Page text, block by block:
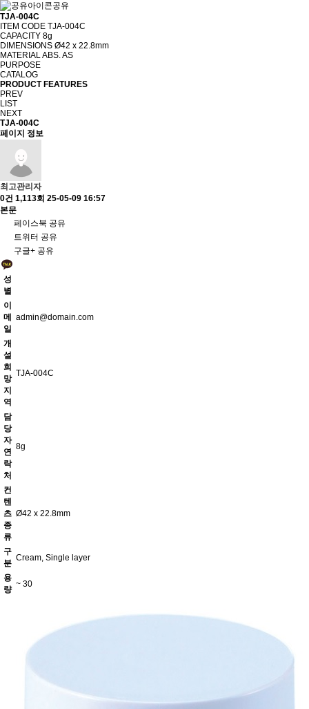
공유
TJA-004C
ITEM CODE TJA-004C
CAPACITY 8g
DIMENSIONS Ø42 x 22.8mm
MATERIALABS. AS
PURPOSE
CATALOG
PRODUCT FEATURES
PREV
LIST
NEXT
TJA-004C
페이지 정보
최고관리자
0건 1,113회 25-05-09 16:57
본문
페이스북 공유
트위터 공유
구글+ 공유
성
별
이
메
일
admin@domain.com
개
설
희
망
지
역
TJA-004C
담
당
자
연
락
처
8g
컨
텐
츠
종
류
Ø42 x 22.8mm
구
분
Cream, Single layer
용
량
~ 30